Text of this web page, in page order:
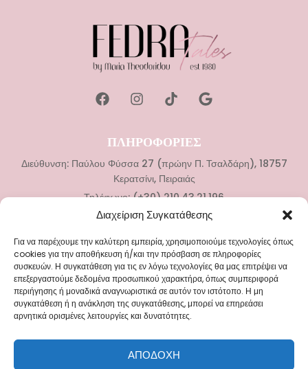
Διαχείριση Συγκατάθεσης
Για να παρέχουμε την καλύτερη εμπειρία, χρησιμοποιούμε τεχνολογίες όπως
cookies για την αποθήκευση ή/και την πρόσβαση σε πληροφορίες
συσκευών. Η συγκατάθεση για τις εν λόγω τεχνολογίες θα μας επιτρέψει να
επεξεργαστούμε δεδομένα προσωπικού χαρακτήρα, όπως συμπεριφορά
περιήγησης ή μοναδικά αναγνωριστικά σε αυτόν τον ιστότοπο. Η μη
συγκατάθεση ή η ανάκληση της συγκατάθεσης, μπορεί να επηρεάσει
αρνητικά ορισμένες λειτουργίες και δυνατότητες.
ΑΠΟΔΟΧΉ
ΠΛΗΡΟΦΟΡΙΕΣ
Διεύθυνση: Παύλου Φύσσα 27 (πρώην Π. Τσαλδάρη), 18757
Κερατσίνι, Πειραιάς
Τηλέφωνο: (+30) 210.43.21.196
Νυφικά
Αξεσουάρ Γάμου
Βαπτιστικά Ρούχα
Αξεσουάρ Βάπτισης